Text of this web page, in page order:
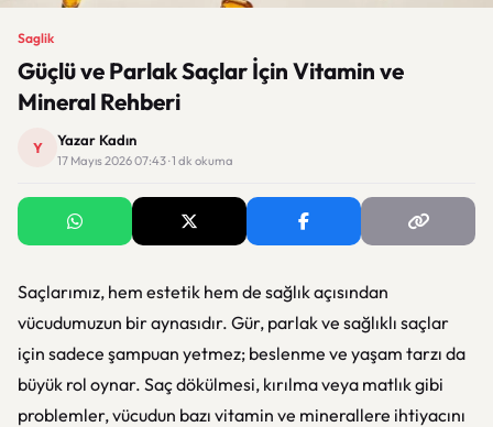
Saglik
Güçlü ve Parlak Saçlar İçin Vitamin ve
Mineral Rehberi
Y Yazar Kadın
17 Mayıs 2026 07:43 · 1 dk okuma
Saçlarımız, hem estetik hem de sağlık açısından
vücudumuzun bir aynasıdır. Gür, parlak ve sağlıklı saçlar
için sadece şampuan yetmez; beslenme ve yaşam tarzı da
büyük rol oynar. Saç dökülmesi, kırılma veya matlık gibi
problemler, vücudun bazı vitamin ve minerallere ihtiyacını